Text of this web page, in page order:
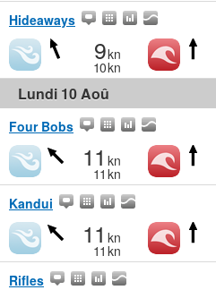
Hideaways
9kn
10kn
Lundi 10 Aoû
Four Bobs
11 kn
11 kn
Kandui
11 kn
11 kn
Rifles